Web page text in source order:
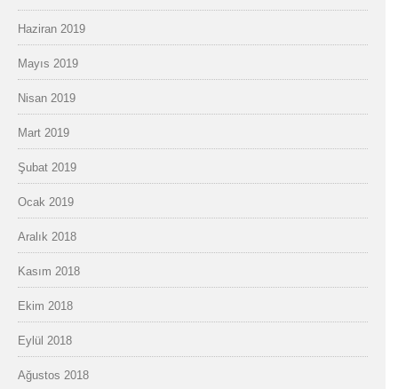
Haziran 2019
Mayıs 2019
Nisan 2019
Mart 2019
Şubat 2019
Ocak 2019
Aralık 2018
Kasım 2018
Ekim 2018
Eylül 2018
Ağustos 2018